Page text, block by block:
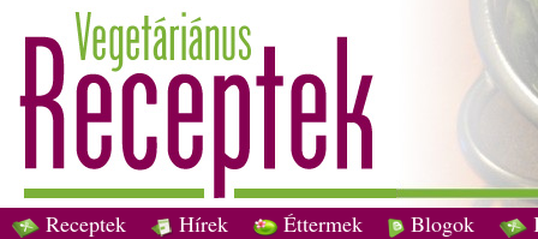
Receptek Hírek Éttermek Blogok